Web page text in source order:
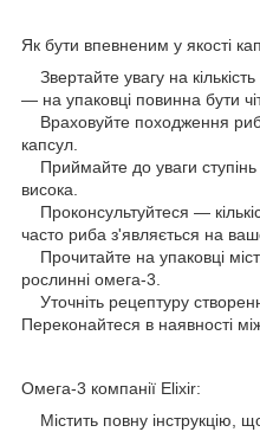
Як бути впевненим у якості
Звертайте увагу на
— на упаковці повинна бути
Враховуйте походження
капсул.
Приймайте до уваги
висока.
Проконсультуйтеся —
часто риба з'являється на
Прочитайте на упаковці
рослинні омега-3.
Уточніть рецептуру
Переконайтеся в наявності
Омега-3 компанії Elixir:
Містить повну інструкцію,